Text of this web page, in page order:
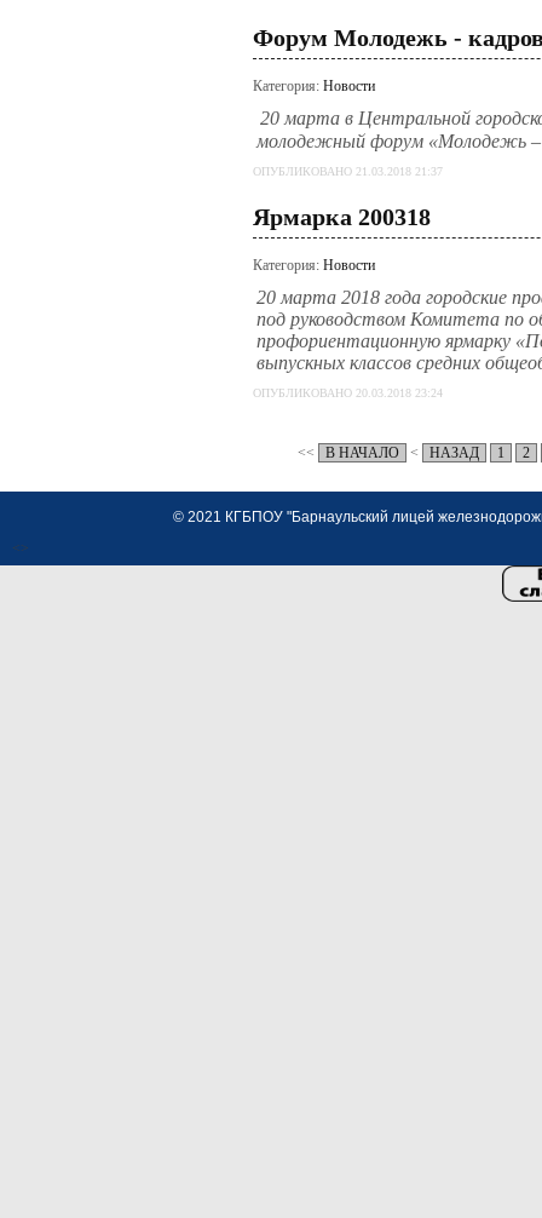
Форум Молодежь -
Категория: Новости
20 марта в Центральной
молодежный форум «Молодежь –
ОПУБЛИКОВАНО 21.03.2018 21:37
Ярмарка 200318
Категория: Новости
20 марта 2018 года городские
под руководством Комитета по
профориентационную ярмарку
выпускных классов средних
ОПУБЛИКОВАНО 20.03.2018 23:24
<< В НАЧАЛО < НАЗАД 1 2
© 2021 КГБПОУ "Барнаульский лицей
<>